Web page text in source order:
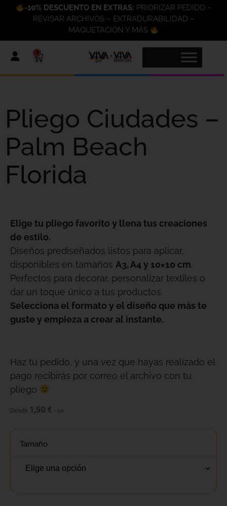
-10% DESCUENTO EN EXTRAS: PRIORIZAR PEDIDO –
REVISAR ARCHIVOS – EXTRADURABILIDAD –
MAQUETACIÓN Y MÁS
0
Pliego Ciudades –
Palm Beach
Florida
Elige tu pliego favorito y llena tus creaciones
de estilo.
Diseños prediseñados listos para aplicar,
disponibles en tamaños A3, A4 y 10×10 cm.
Perfectos para decorar, personalizar textiles o
dar un toque único a tus productos.
Selecciona el formato y el diseño que más te
guste y empieza a crear al instante.
Haz tu pedido, y una vez que hayas realizado el
pago recibirás por correo el archivo con tu
pliego
Desde 1,50 € + IVA
Tamaño